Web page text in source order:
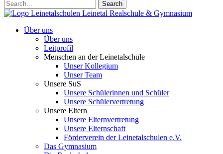
Search
Leinetalschulen Leinetal Realschule & Gymnasium
Über uns
Über uns
Leitprofil
Menschen an der Leinetalschule
Unser Kollegium
Unser Team
Unsere SuS
Unsere Schülerinnen und Schüler
Unsere Schülervertretung
Unsere Eltern
Unsere Elternvertretung
Unsere Elternschaft
Förderverein der Leinetalschulen e.V.
Das Gymnasium